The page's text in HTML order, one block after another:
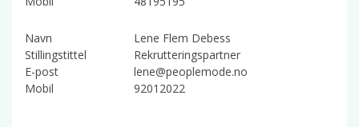
Navn
Lene Flem Debess
Stillingstittel
Rekrutteringspartner
E-post
lene@peoplemode.no
Mobil
92012022